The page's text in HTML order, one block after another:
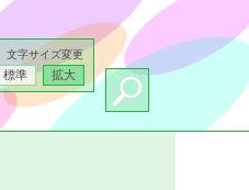
文字サイズ変更
標準 拡大